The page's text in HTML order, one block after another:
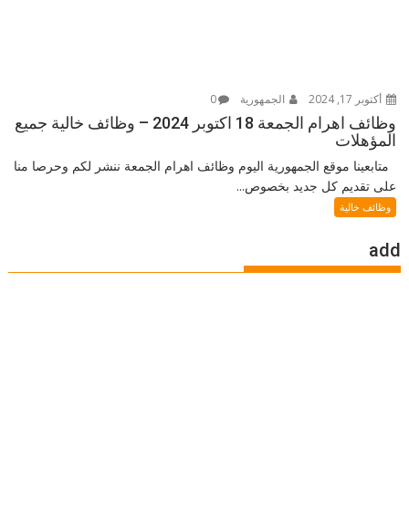
أكتوبر 17, 2024 الجمهورية 0
وظائف اهرام الجمعة 18 اكتوبر 2024 – وظائف خالية جميع
المؤهلات
متابعينا موقع الجمهورية اليوم وظائف اهرام الجمعة ننشر لكم وحرصا منا
على تقديم كل جديد بخصوص...
وظائف خالية
add